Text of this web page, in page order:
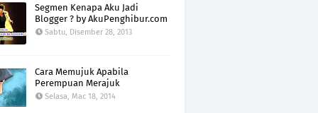
Segmen Kenapa Aku Jadi
Blogger ? by AkuPenghibur.com
Sabtu, Disember 28, 2013
Cara Memujuk Apabila
Perempuan Merajuk
Selasa, Mac 18, 2014